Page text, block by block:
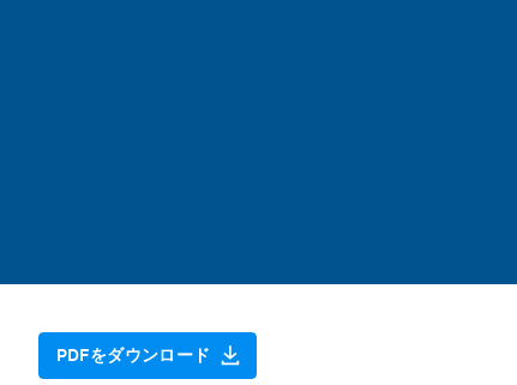
PDFをダウンロード